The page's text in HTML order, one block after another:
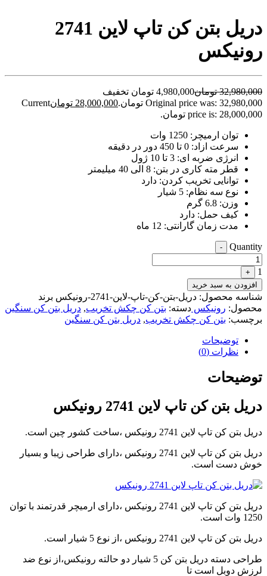
com
tori
black
splashes
chinese
teen
raped
hotel
room
sunny
leone
kolkata
american
blue
film
video
player
japanese
family
afairs
stepmom
fake
anna
bell
teasing
4k
my
wife
lustful
sister
sucks
my
dick
in
the
kitchen
دریل بتن کن تاپ لاین 2741
رونیکس
32,980,000 تومان4,980,000 تومان تخفیف
Original price was: 32,980,000 تومان.
28,000,000 تومانCurrent
price is: 28,000,000 تومان.
توان ارمیچر: 1250 وات
سرعت ازاد: 0 تا 450 دور در دقیقه
انرژی ضربه ای: 3 تا 10 ژول
قطر مته کاری در بتن: 8 الی 40 میلیمتر
توانایی تخریب کردن: دارد
نوع سه نظام: 5 شیار
وزن: 6.8 گرم
کیف حمل: دارد
مدت زمان گارانتی: 12 ماه
Quantity
-
1
+
افزودن به سبد خرید
شناسه محصول: دریل-بتن-کن-تاپ-لاین-2741-رونیکس
برند
محصول: رونیکس دسته: بتن کن چکش تخریب, دریل بتن کن سنگین
برچسب: بتن کن چکش تخریب, دریل بتن کن سنگین
توضیحات
نظرات (0)
توضیحات
دریل بتن کن تاپ لاین 2741 رونیکس
دریل بتن کن تاپ لاین 2741 رونیکس ،ساخت کشور چین است.
دریل بتن کن تاپ لاین 2741 رونیکس ،دارای طراحی زیبا و بسیار
خوش دست است.
دریل بتن کن تاپ لاین 2741 رونیکس ،دارای ارمیچر قدرتمند با توان
1250 وات است.
دریل بتن کن تاپ لاین 2741 رونیکس ،از نوع 5 شیار است.
طراحی دسته دریل بتن کن 5 شیار دو حالته رونیکس،از نوع ضد
لرزش دوبل است تا